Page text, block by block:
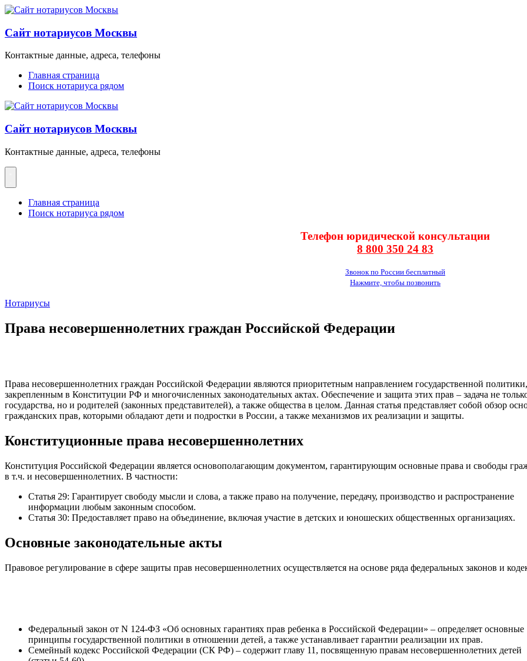
Перейти
содержимому
Сайт нотариусов Москвы
Контактные данные, адреса, телефоны
Главная страница
Поиск нотариуса рядом
Сайт нотариусов Москвы
Контактные данные, адреса, телефоны
Главная страница
Поиск нотариуса рядом
Телефон юридической консультации
8 800 350 24 83
Звонок по России бесплатный
Нажмите, чтобы позвонить
Нотариусы
Права несовершеннолетних граждан Российской Федерации
Права несовершеннолетних граждан Российской Федерации являются приоритетным направлением государственной политики,
закрепленным в Конституции РФ и многочисленных законодательных актах. Обеспечение и защита этих прав – задача не
государства, но и родителей (законных представителей), а также общества в целом. Данная статья представляет собой обзор
гражданских прав, которыми обладают дети и подростки в России, а также механизмов их реализации и защиты.
Конституционные права несовершеннолетних
Конституция Российской Федерации является основополагающим документом, гарантирующим основные права и свободы
в т.ч. и несовершеннолетних. В частности:
Статья 29: Гарантирует свободу мысли и слова, а также право на получение, передачу, производство и распространение
информации любым законным способом.
Статья 30: Предоставляет право на объединение, включая участие в детских и юношеских общественных организациях.
Основные законодательные акты
Правовое регулирование в сфере защиты прав несовершеннолетних осуществляется на основе ряда федеральных законов и
Федеральный закон от N 124-ФЗ «Об основных гарантиях прав ребенка в Российской Федерации» – определяет основные
принципы государственной политики в отношении детей, а также устанавливает гарантии реализации их прав.
Семейный кодекс Российской Федерации (СК РФ) – содержит главу 11, посвященную правам несовершеннолетних детей